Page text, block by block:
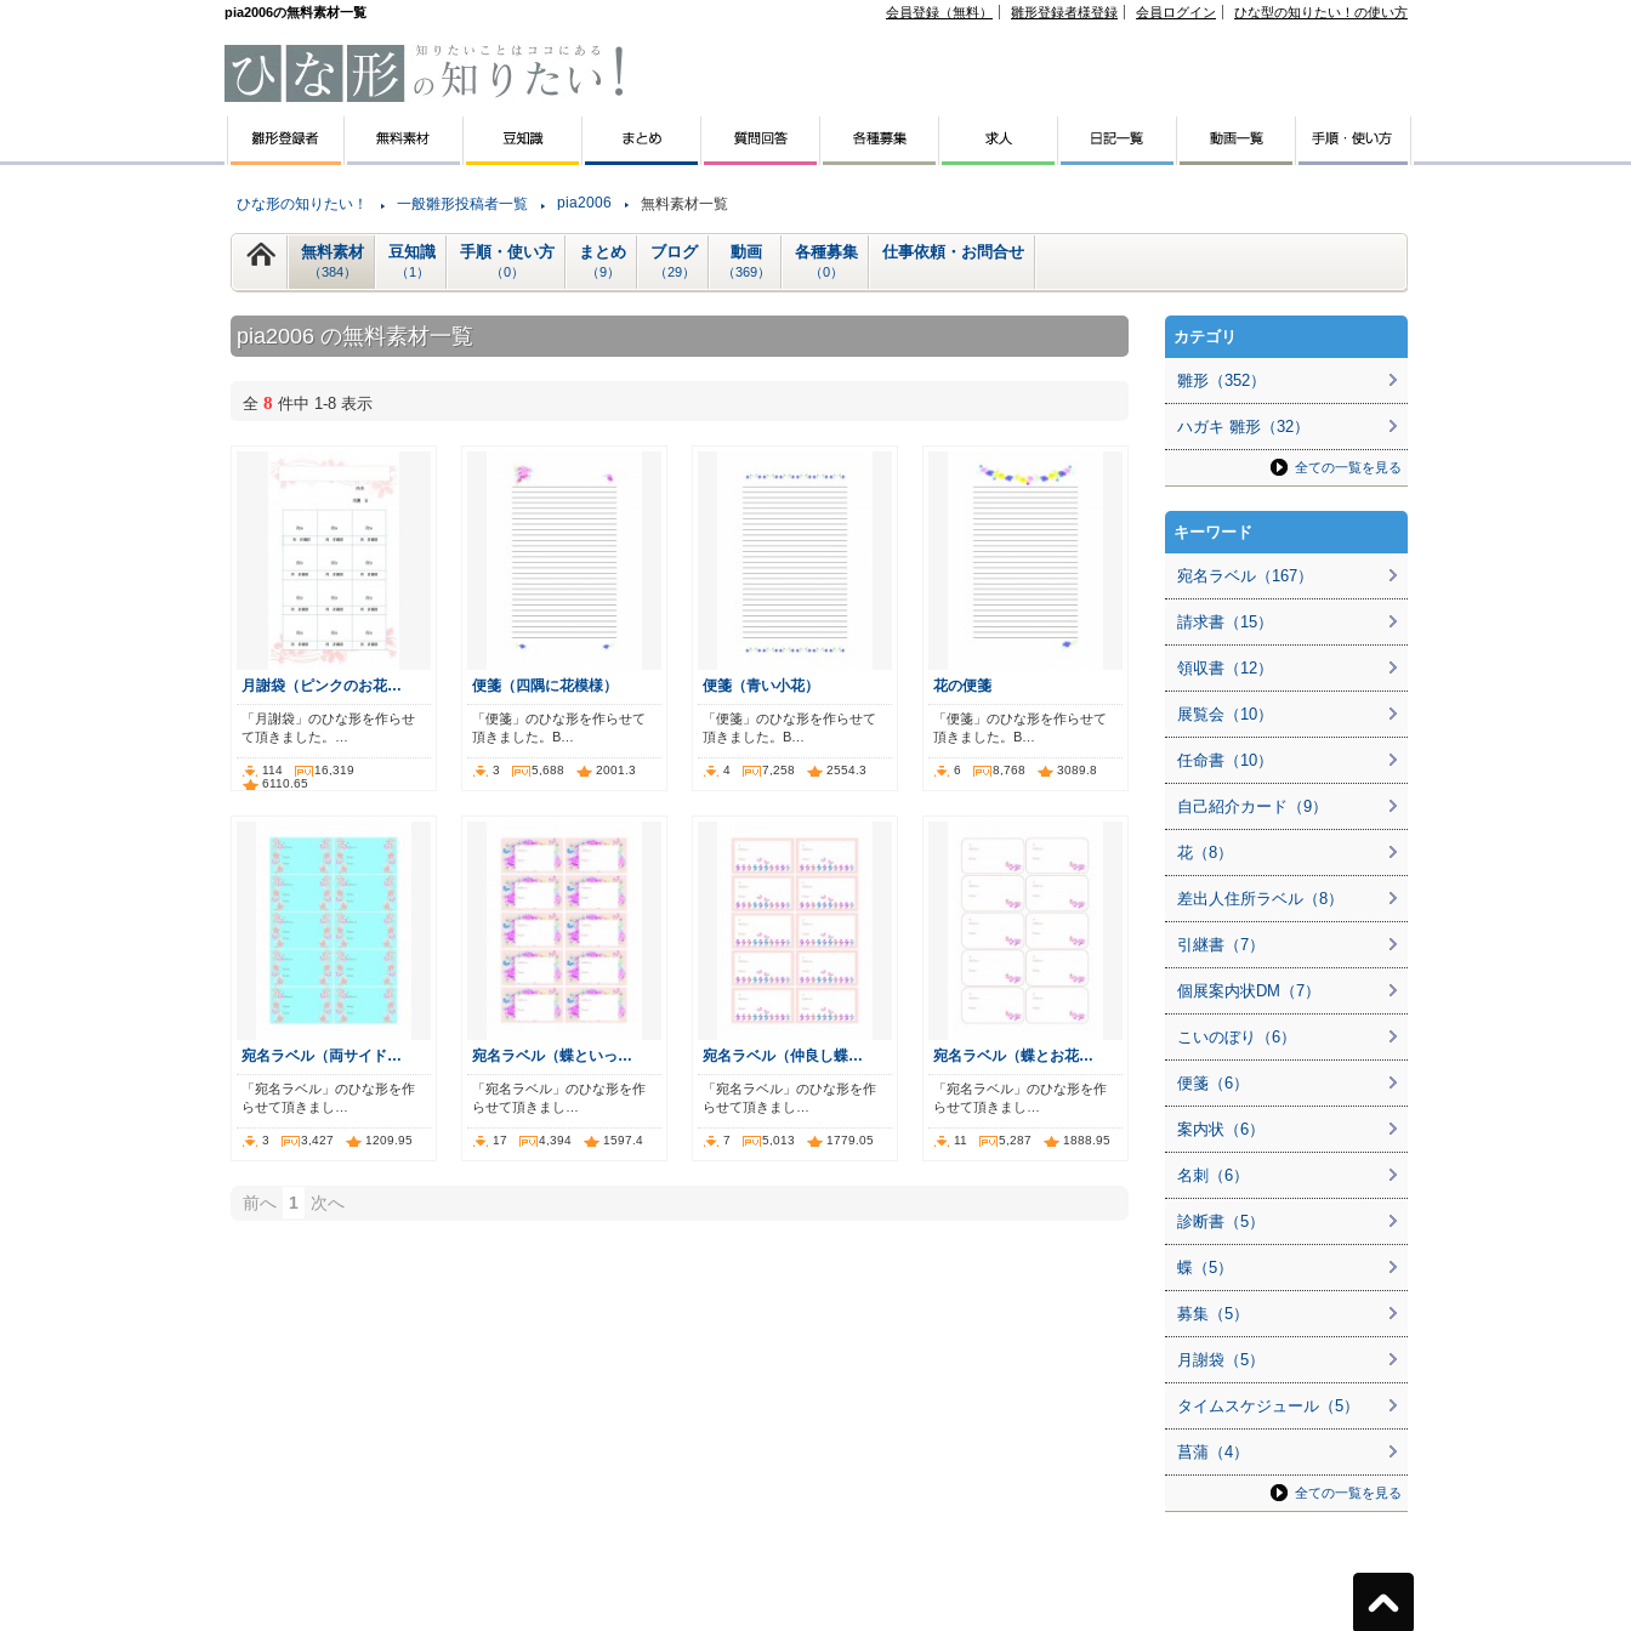
pia2006の無料素材一覧 会員登録（無料） 雛形登録者様登録 会員ログイン ひな型の知りたい！の使い方
ひな形の知りたい！ 一般雛形投稿者一覧 pia2006 無料素材一覧
無料素材
（384）
豆知識
（1）
手順・使い方
（0）
まとめ
（9）
ブログ
（29）
動画
（369）
各種募集
（0）
仕事依頼・お問合せ
pia2006 の無料素材一覧
全 8 件中 1-8 表示
月謝袋（ピンクのお花…
「月謝袋」のひな形を作らせ
て頂きました。…
114
16,319
6110.65
便箋（四隅に花模様）
「便箋」のひな形を作らせて
頂きました。B…
3 5,688 2001.3
便箋（青い小花）
「便箋」のひな形を作らせて
頂きました。B…
4 7,258 2554.3
花の便箋
「便箋」のひな形を作らせて
頂きました。B…
6 8,768 3089.8
宛名ラベル（両サイド…
「宛名ラベル」のひな形を作
らせて頂きまし…
3 3,427 1209.95
宛名ラベル（蝶といっ…
「宛名ラベル」のひな形を作
らせて頂きまし…
17 4,394 1597.4
宛名ラベル（仲良し蝶…
「宛名ラベル」のひな形を作
らせて頂きまし…
7 5,013 1779.05
宛名ラベル（蝶とお花…
「宛名ラベル」のひな形を作
らせて頂きまし…
11 5,287 1888.95
前へ 1 次へ
カテゴリ
雛形（352）
ハガキ 雛形（32）
全ての一覧を見る
キーワード
宛名ラベル（167）
請求書（15）
領収書（12）
展覧会（10）
任命書（10）
自己紹介カード（9）
花（8）
差出人住所ラベル（8）
引継書（7）
個展案内状DM（7）
こいのぼり（6）
便箋（6）
案内状（6）
名刺（6）
診断書（5）
蝶（5）
募集（5）
月謝袋（5）
タイムスケジュール（5）
菖蒲（4）
全ての一覧を見る